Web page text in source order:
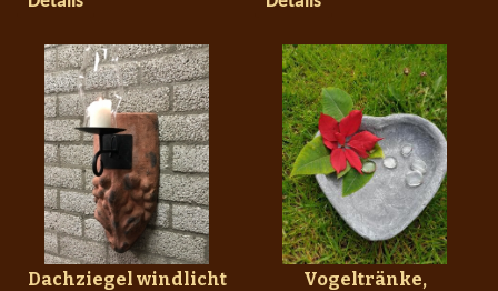
Dachziegel windlicht
Vogeltränke,